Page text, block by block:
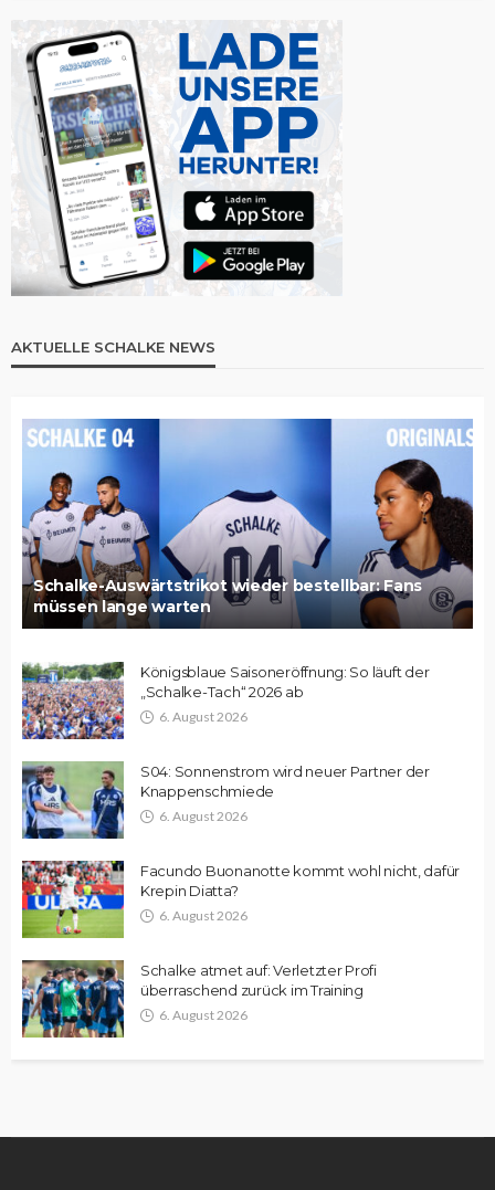
AKTUELLE SCHALKE NEWS
Schalke-Auswärtstrikot wieder bestellbar: Fans
müssen lange warten
Königsblaue Saisoneröffnung: So läuft der
„Schalke-Tach“ 2026 ab
6. August 2026
S04: Sonnenstrom wird neuer Partner der
Knappenschmiede
6. August 2026
Facundo Buonanotte kommt wohl nicht, dafür
Krepin Diatta?
6. August 2026
Schalke atmet auf: Verletzter Profi
überraschend zurück im Training
6. August 2026